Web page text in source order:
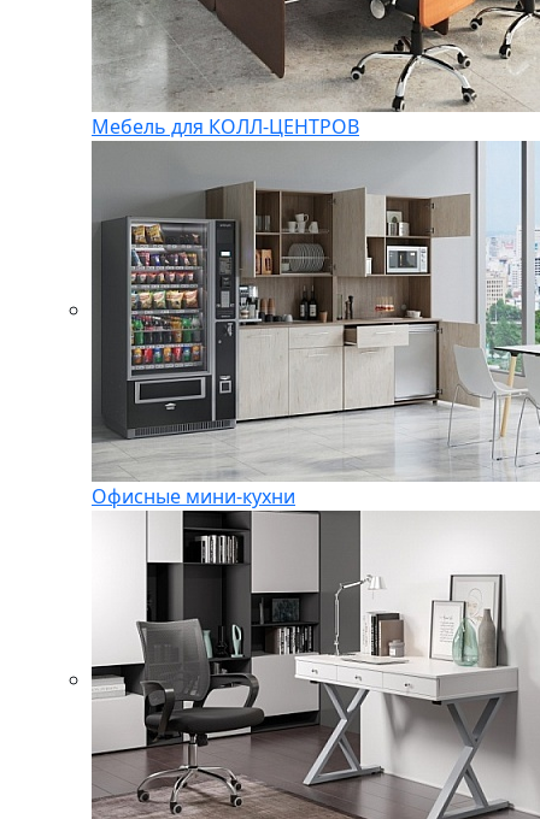
Мебель для КОЛЛ-ЦЕНТРОВ
Офисные мини-кухни